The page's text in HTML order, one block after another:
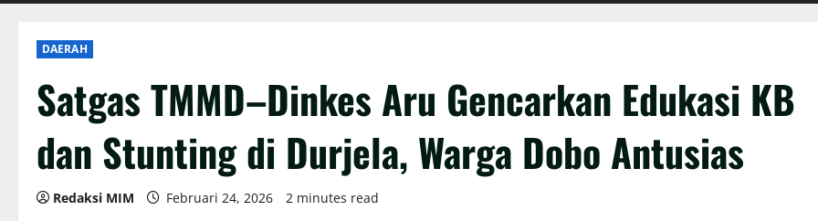
DAERAH
Satgas TMMD–Dinkes Aru Gencarkan Edukasi KB
dan Stunting di Durjela, Warga Dobo Antusias
Redaksi MIM Februari 24, 2026 2 minutes read